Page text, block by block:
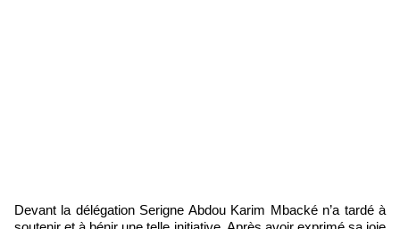
Devant la délégation Serigne Abdou Karim Mbacké n’a tardé à